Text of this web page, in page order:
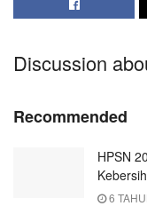
Discussion
Recommended
HPSN
6